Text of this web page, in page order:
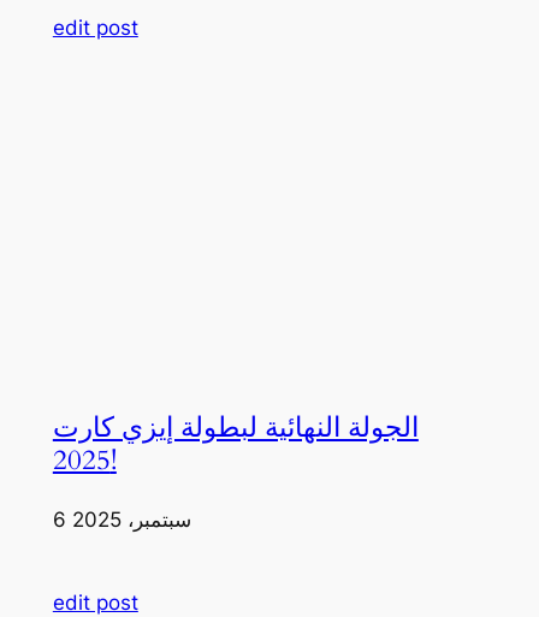
edit post
الجولة النهائية لبطولة إيزي كارت
2025!
6 سبتمبر، 2025
edit post